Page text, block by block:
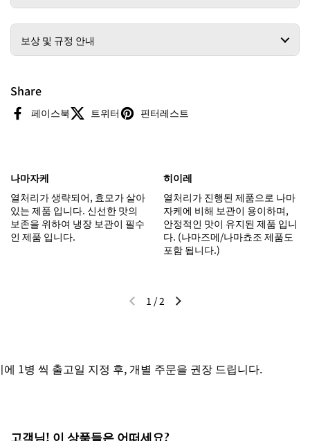
보상 및 규정 안내
Share
페이스북 트위터 핀터레스트
나마자케
열처리가 생략되어, 효모가 살아
있는 제품 입니다. 신선한 맛의
보존을 위하여 냉장 보관이 필수
인 제품 입니다.
히이레
열처리가 진행된 제품으로 나마
자케에 비해 보관이 용이하며,
안정적인 맛이 유지된 제품 입니
다. (나마즈메/나마쵸조 제품도
포함 됩니다.)
이전 슬라이드다음 슬라이드
1 /2
1병 씩 출고일 지정 후, 개별 주문을 권장 드립니다.
고객님! 이 상품들은 어떠세요?